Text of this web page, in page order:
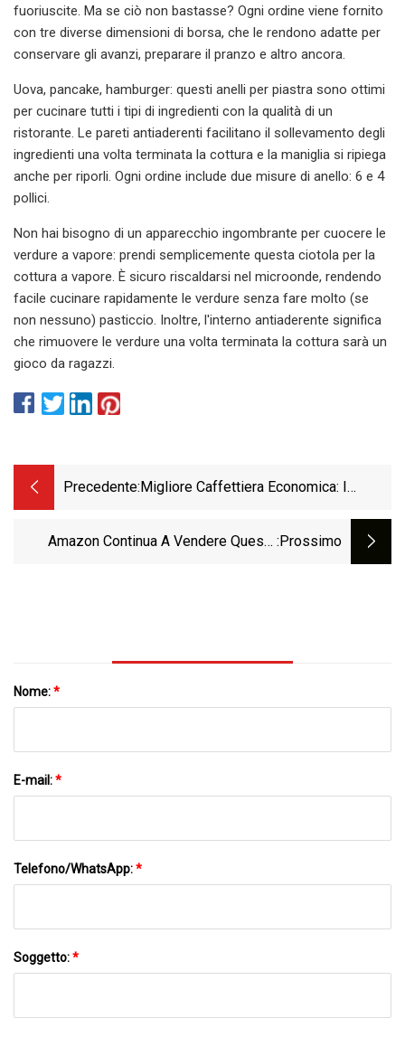
fuoriuscite. Ma se ciò non bastasse? Ogni ordine viene fornito
con tre diverse dimensioni di borsa, che le rendono adatte per
conservare gli avanzi, preparare il pranzo e altro ancora.
Uova, pancake, hamburger: questi anelli per piastra sono ottimi
per cucinare tutti i tipi di ingredienti con la qualità di un
ristorante. Le pareti antiaderenti facilitano il sollevamento degli
ingredienti una volta terminata la cottura e la maniglia si ripiega
anche per riporli. Ogni ordine include due misure di anello: 6 e 4
pollici.
Non hai bisogno di un apparecchio ingombrante per cuocere le
verdure a vapore: prendi semplicemente questa ciotola per la
cottura a vapore. È sicuro riscaldarsi nel microonde, rendendo
facile cucinare rapidamente le verdure senza fare molto (se
non nessuno) pasticcio. Inoltre, l'interno antiaderente significa
che rimuovere le verdure una volta terminata la cottura sarà un
gioco da ragazzi.
Precedente: Migliore Caffettiera Economica: I
Amazon Continua A Vendere Queste :Prossimo
Nome:*
E-mail:*
Telefono/WhatsApp:*
Soggetto:*